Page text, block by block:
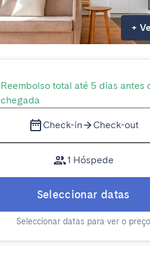
+
Reembolso total até 5 dias antes
chegada
Check-in Check-out
1 Hóspede
Seleccionar datas
Seleccionar datas para ver o preço